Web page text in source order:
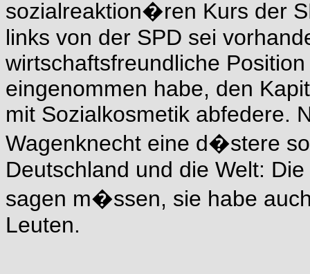
sozialreaktion�ren Kurs der
links von der SPD sei
wirtschaftsfreundliche
eingenommen habe, den
mit Sozialkosmetik abfedere.
Wagenknecht eine d�stere
Deutschland und die Welt:
sagen m�ssen, sie habe
Leuten.